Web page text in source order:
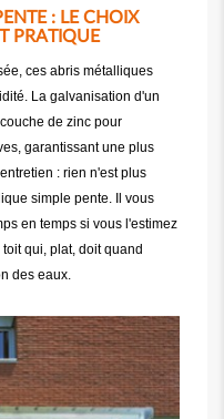
: LE CHOIX
PRATIQUE
ces abris métalliques
La galvanisation d'un
de zinc pour
garantissant une plus
: rien n'est plus
simple pente. Il vous
en temps si vous l'estimez
qui, plat, doit quand
des eaux.